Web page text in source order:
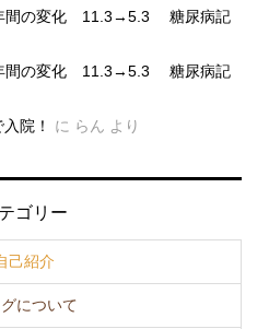
年間の変化 11.3→5.3 糖尿病記
年間の変化 11.3→5.3 糖尿病記
院！
に らん より
ゴリー
己紹介
について